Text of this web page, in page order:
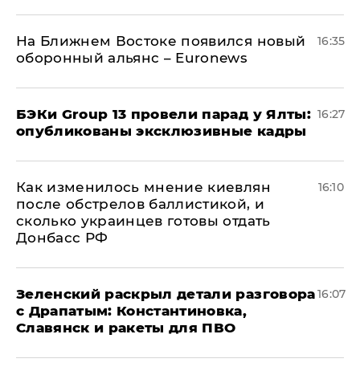
На Ближнем Востоке появился новый
оборонный альянс – Euronews
16:35
​БЭКи Group 13 провели парад у Ялты:
опубликованы эксклюзивные кадры
16:27
Как изменилось мнение киевлян
после обстрелов баллистикой, и
сколько украинцев готовы отдать
Донбасс РФ
16:10
​Зеленский раскрыл детали разговора
с Драпатым: Константиновка,
Славянск и ракеты для ПВО
16:07